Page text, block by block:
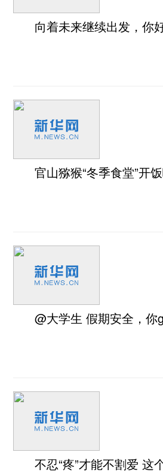
向着未来继续出发，你
官山猕猴“冬季食堂”开饭
@大学生 假期安全，你
不忍“疼”才能不割爱 这